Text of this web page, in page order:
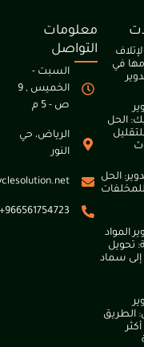
معلومات
التواصل
الخميس , 9
الرياض، حي
info@recyclesolution.net
966561754723+